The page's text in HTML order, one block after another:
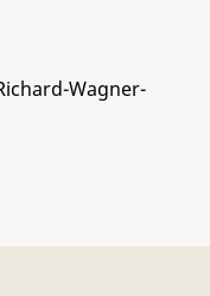
Wagner-